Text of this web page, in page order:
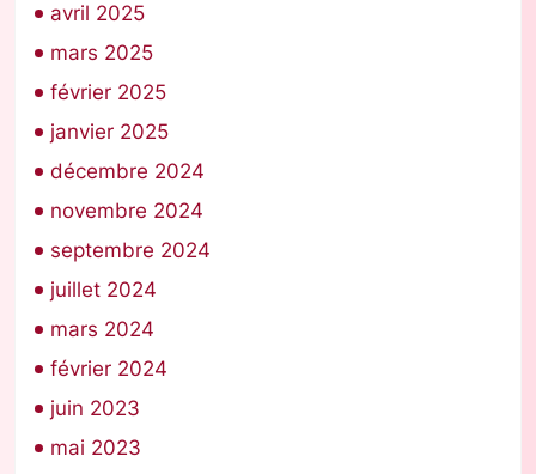
avril 2025
mars 2025
février 2025
janvier 2025
décembre 2024
novembre 2024
septembre 2024
juillet 2024
mars 2024
février 2024
juin 2023
mai 2023